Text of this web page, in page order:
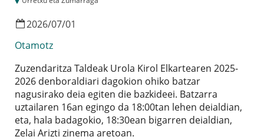
2026/07/01
Otamotz
Zuzendaritza Taldeak Urola Kirol Elkartearen 2025-
2026 denboraldiari dagokion ohiko batzar
nagusirako deia egiten die bazkideei. Batzarra
uztailaren 16an egingo da 18:00tan lehen deialdian,
eta, hala badagokio, 18:30ean bigarren deialdian,
Zelai Arizti zinema aretoan.